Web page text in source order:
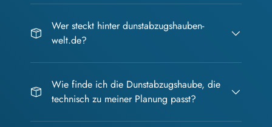
Wer steckt hinter dunstabzugshauben-
welt.de?
Wie finde ich die Dunstabzugshaube, die
technisch zu meiner Planung passt?